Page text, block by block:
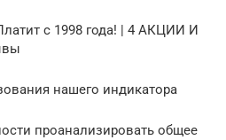
с 1998 года! | 4 АКЦИИ И
нашего индикатора
проанализировать общее